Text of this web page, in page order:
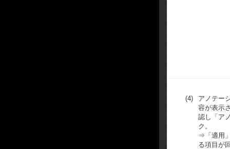
(4)
アノテー
容が表示
認し「ア
ク。
⇒「適用
る項目が